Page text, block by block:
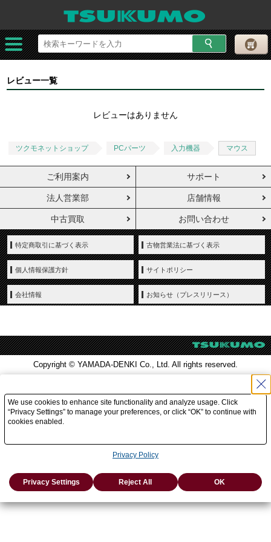
レビュー一覧
レビューはありません
ツクモネットショップ PCパーツ 入力機器 マウス
ご利用案内 サポート
法人営業部 店舗情報
中古買取 お問い合わせ
特定商取引に基づく表示 古物営業法に基づく表示
個人情報保護方針 サイトポリシー
会社情報 お知らせ（プレスリリース）
Copyright © YAMADA-DENKI Co., Ltd. All rights reserved.
We use cookies to enhance site functionality and analyze usage. Click
“Privacy Settings” to manage your preferences, or click “OK” to continue with
cookies enabled.
Privacy Policy
Privacy Settings Reject All OK